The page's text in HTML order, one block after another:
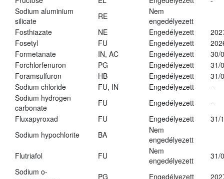
Sodium aluminium
silicate
RE
Nem
engedélyezett
Fosthiazate
NE Engedélyezett
Fosetyl
FU Engedélyezett
Formetanate
IN, AC Engedélyezett
30/
Forchlorfenuron
PG Engedélyezett
31/
Foramsulfuron
HB Engedélyezett
31/
Sodium chloride
FU, IN Engedélyezett
-
Sodium hydrogen
carbonate
FU Engedélyezett
-
Fluxapyroxad
FU Engedélyezett
31/
Sodium hypochlorite
BA
Nem
engedélyezett
Flutriafol
FU
Nem
engedélyezett
31/
Sodium o-
PG Engedélyezett